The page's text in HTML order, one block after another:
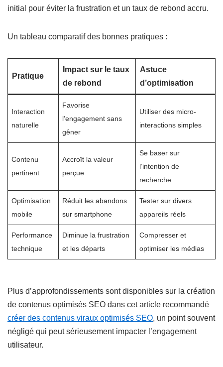
initial pour éviter la frustration et un taux de rebond accru.
Un tableau comparatif des bonnes pratiques :
Pratique
Impact sur le taux
de rebond
Astuce
d’optimisation
Interaction
naturelle
Favorise
l’engagement sans
gêner
Utiliser des micro-
interactions simples
Contenu
pertinent
Accroît la valeur
perçue
Se baser sur
l’intention de
recherche
Optimisation
mobile
Réduit les abandons
sur smartphone
Tester sur divers
appareils réels
Performance
technique
Diminue la frustration
et les départs
Compresser et
optimiser les médias
Plus d’approfondissements sont disponibles sur la création
de contenus optimisés SEO dans cet article recommandé
créer des contenus viraux optimisés SEO, un point souvent
négligé qui peut sérieusement impacter l’engagement
utilisateur.